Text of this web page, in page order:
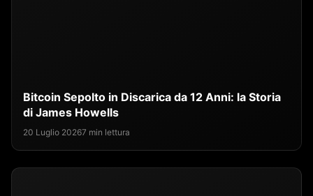
Bitcoin Sepolto in Discarica da 12 Anni: la Storia
di James Howells
20 Luglio 20267 min lettura